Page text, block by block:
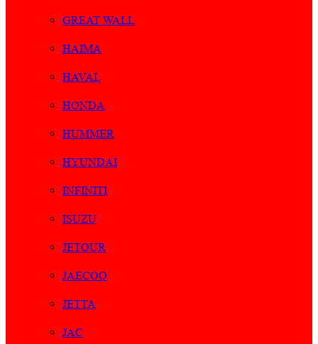
GREAT WALL
HAIMA
HAVAL
HONDA
HUMMER
HYUNDAI
INFINITI
ISUZU
JETOUR
JAECOO
JETTA
JAC